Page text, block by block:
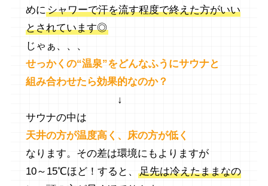
めにシャワーで汗を流す程度で終えた方がいい
とされています◎
じゃぁ、、、
せっかくの“温泉”をどんなふうにサウナと
組み合わせたら効果的なのか？
↓
サウナの中は
天井の方が温度高く、床の方が低く
なります。その差は環境にもよりますが
10～15℃ほど！すると、足先は冷えたままなの